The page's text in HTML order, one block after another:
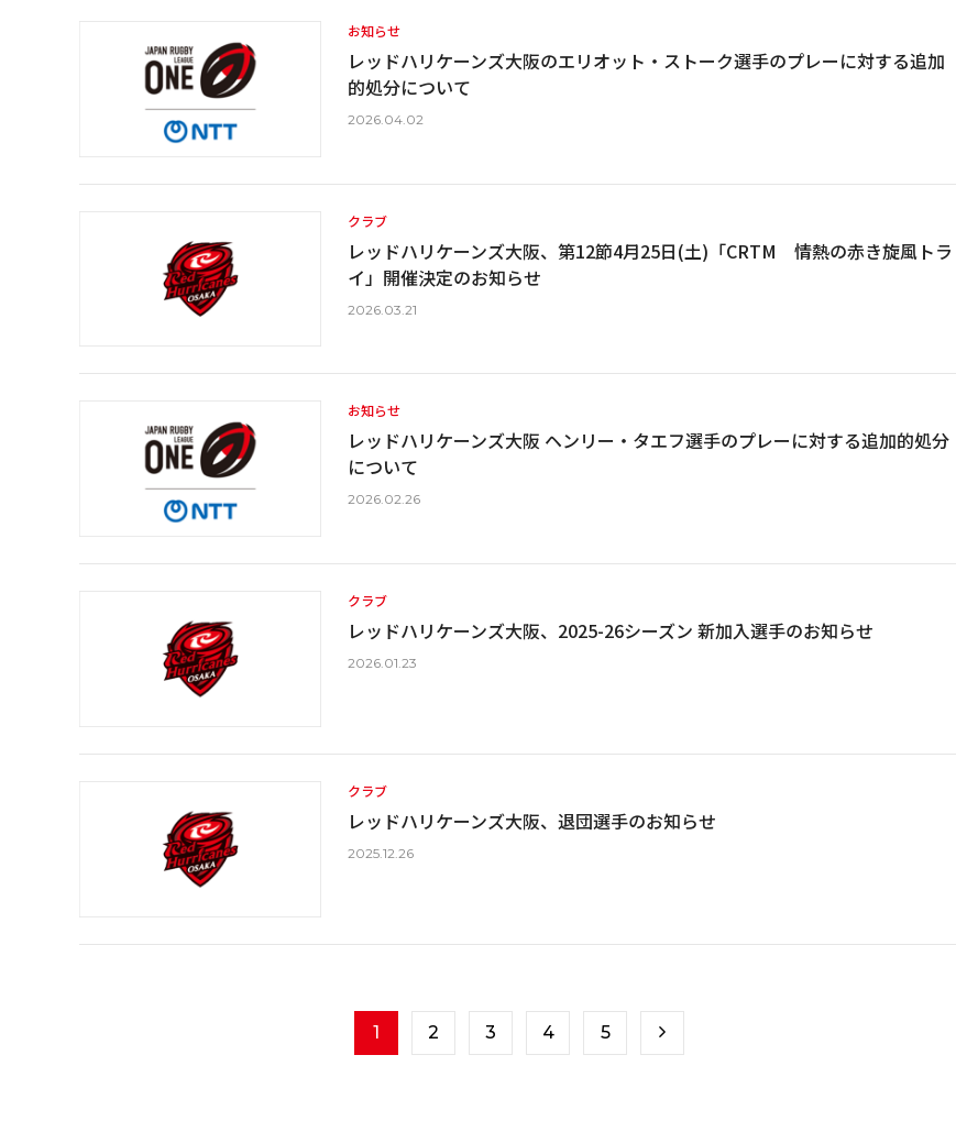
お知らせ
レッドハリケーンズ大阪のエリオット・ストーク選手のプレーに対する追加
的処分について
2026.04.02
クラブ
レッドハリケーンズ大阪、第12節4月25日(土)「CRTM 情熱の赤き旋風トラ
イ」開催決定のお知らせ
2026.03.21
お知らせ
レッドハリケーンズ大阪 ヘンリー・タエフ選手のプレーに対する追加的処分
について
2026.02.26
クラブ
レッドハリケーンズ大阪、2025-26シーズン 新加入選手のお知らせ
2026.01.23
クラブ
レッドハリケーンズ大阪、退団選手のお知らせ
2025.12.26
1 2 3 4 5